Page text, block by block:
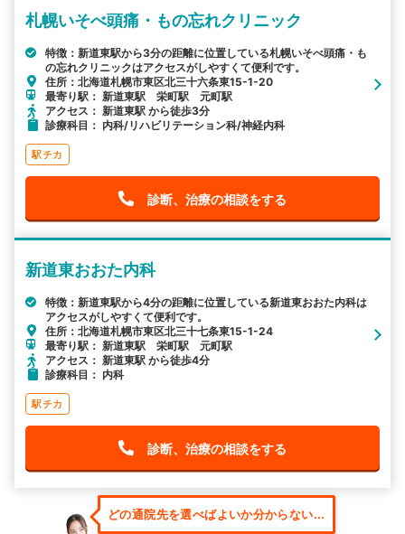
札幌いそべ頭痛・もの忘れクリニック
特徴：新道東駅から3分の距離に位置している札幌いそべ頭痛・も
の忘れクリニックはアクセスがしやすくて便利です。
住所：北海道札幌市東区北三十六条東15-1-20
最寄り駅： 新道東駅 栄町駅 元町駅
アクセス： 新道東駅 から徒歩3分
診療科目： 内科/リハビリテーション科/神経内科
駅チカ
診断、治療の相談をする
新道東おおた内科
特徴：新道東駅から4分の距離に位置している新道東おおた内科は
アクセスがしやすくて便利です。
住所：北海道札幌市東区北三十七条東15-1-24
最寄り駅： 新道東駅 栄町駅 元町駅
アクセス： 新道東駅 から徒歩4分
診療科目： 内科
駅チカ
診断、治療の相談をする
どの通院先を選べばよいか分からない...